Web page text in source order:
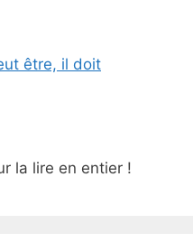
être, il doit
la lire en entier !